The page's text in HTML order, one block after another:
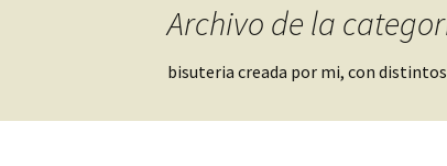
Archivo de la
bisuteria creada por mi, con